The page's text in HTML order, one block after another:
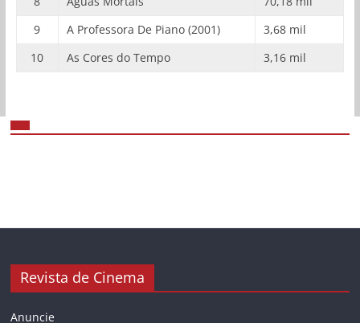
9
A Professora De Piano (2001)
3,68 mil
10
As Cores do Tempo 3,16 mil
Revista de Cinema
Anuncie